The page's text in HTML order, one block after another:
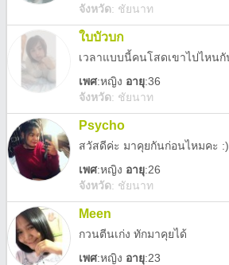
จังหวัด: ชัยนาท
ใบบัวบก
เพศ:หญิง อายุ:36
จังหวัด: ชัยนาท
Psycho
สวัสดีค่ะ มาคุยกันก่อนไหมคะ :)
เพศ:หญิง อายุ:26
จังหวัด: ชัยนาท
Meen
กวนตีนเก่ง ทักมาคุยได้
เพศ:หญิง อายุ:23